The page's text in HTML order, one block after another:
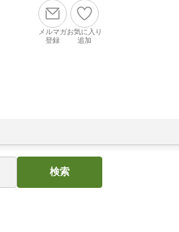
メルマガ
登録
お気に入り
追加
検索